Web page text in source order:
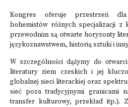
Kongres oferuje przestrzeń
bohemistów różnych specjalizacji z
przewodnim są otwarte horyzonty
językoznawstwem, historią sztuki i
W szczególności dążymy do
literatury ziem czeskich i jej
globalnej sieci literackiej oraz
sieć poza tradycyjnymi granicami
transfer kulturowy, przekład itp.).